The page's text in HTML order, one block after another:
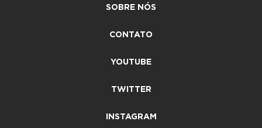
SOBRE NÓS
CONTATO
YOUTUBE
TWITTER
INSTAGRAM